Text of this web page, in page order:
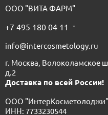
ООО "ВИТА ФАРМ"
+7 495 180 04 11
info@intercosmetology.ru
г. Москва, Волоколамское
д.2
Доставка по всей России!
ООО "ИнтерКосметолоджи"
ИНН: 7733230544